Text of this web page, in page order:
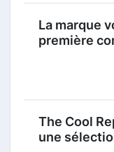
La marque
première
The Cool
une